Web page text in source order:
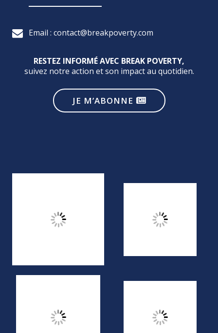
Email : contact@breakpoverty.com
RESTEZ INFORMÉ AVEC BREAK POVERTY,
suivez notre action et son impact au quotidien.
JE M’ABONNE